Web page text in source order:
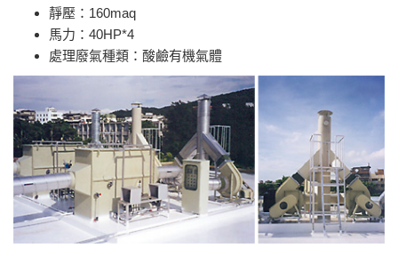
靜壓：160maq
馬力：40HP*4
處理廢氣種類：酸鹼有機氣體